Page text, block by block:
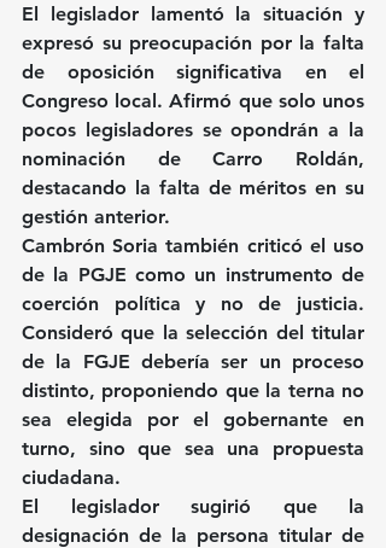
El legislador lamentó la situación y
expresó su preocupación por la falta
de oposición significativa en el
Congreso local. Afirmó que solo unos
pocos legisladores se opondrán a la
nominación de Carro Roldán,
destacando la falta de méritos en su
gestión anterior.
Cambrón Soria también criticó el uso
de la PGJE como un instrumento de
coerción política y no de justicia.
Consideró que la selección del titular
de la FGJE debería ser un proceso
distinto, proponiendo que la terna no
sea elegida por el gobernante en
turno, sino que sea una propuesta
ciudadana.
El legislador sugirió que la
designación de la persona titular de